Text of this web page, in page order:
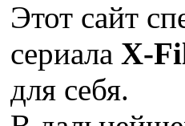
Этот сайт
сериала X-
для себя.